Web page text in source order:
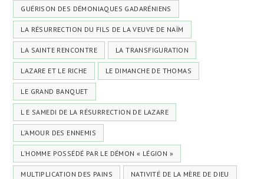
GUÉRISON DES DÉMONIAQUES GADARÉNIENS
LA RÉSURRECTION DU FILS DE LA VEUVE DE NAÏM
LA SAINTE RENCONTRE LA TRANSFIGURATION
LAZARE ET LE RICHE LE DIMANCHE DE THOMAS
LE GRAND BANQUET
L E SAMEDI DE LA RÉSURRECTION DE LAZARE
L’AMOUR DES ENNEMIS
L’HOMME POSSÉDÉ PAR LE DÉMON « LÉGION »
MULTIPLICATION DES PAINS NATIVITÉ DE LA MÈRE DE DIEU